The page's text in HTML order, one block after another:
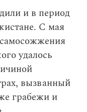
и в период
С мая
удалось
вызванный
грабежи и